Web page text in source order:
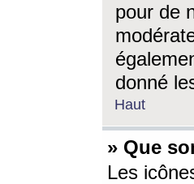
pour de
donné
Haut
» Que
Les